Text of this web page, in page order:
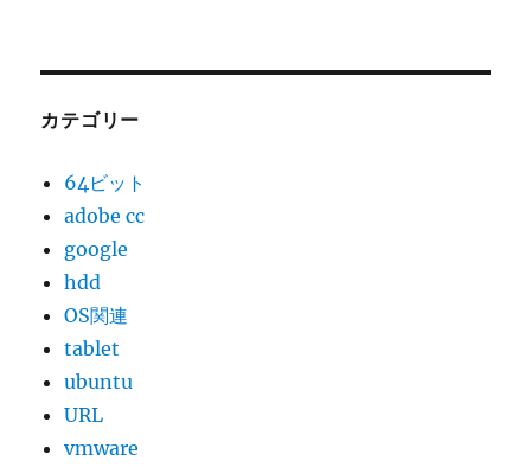
カテゴリー
64ビット
adobe cc
google
hdd
OS関連
tablet
ubuntu
URL
vmware